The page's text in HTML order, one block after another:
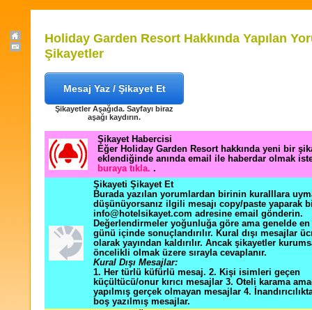
Holiday Garden Resort Hakkında Yapılan
Şikayetler
Mesaj Yaz / Şikayet Et
Şikayetler Aşağıda. Sayfayı biraz
aşağı kaydırın.
Şikayet Habercisi
Eğer Holiday Garden Resort hakkında yeni bir
eklendiğinde anında email ile haberdar olmak
buraya tıkla. .
Şikayeti Şikayet Et
Burada yazılan yorumlardan birinin kuralllara
düşünüyorsanız ilgili mesajı copy/paste yaparak
info@hotelsikayet.com adresine email gönderin.
Değerlendirmeler yoğunluğa göre ama genelde
günü içinde sonuçlandırılır. Kural dışı mesajlar
olarak yayından kaldırılır. Ancak şikayetler
öncelikli olmak üzere sırayla cevaplanır.
Kural Dışı Mesajlar:
1. Her türlü küfürlü mesaj. 2. Kişi isimleri geçen
küçültücü/onur kırıcı mesajlar 3. Oteli karama
yapılmış gerçek olmayan mesajlar 4.
boş yazılmış mesajlar.